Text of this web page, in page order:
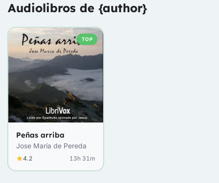
Audiolibros de {author}
TOP
Peñas arriba
Jose María de Pereda
4.2 13h 31m